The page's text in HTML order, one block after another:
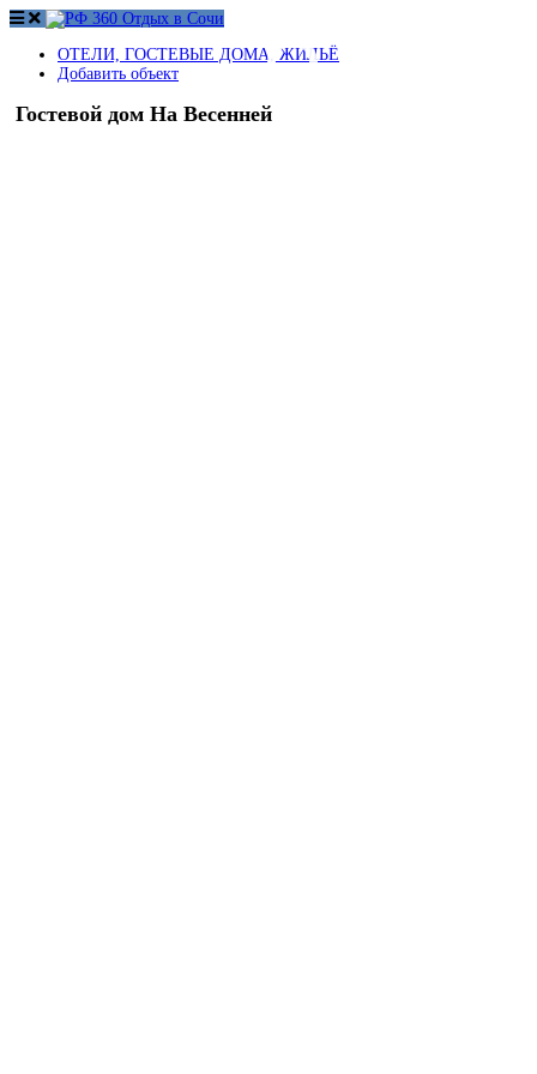
ОТЕЛИ, ГОСТЕВЫЕ ДОМА, ЖИЛЬЁ
Добавить объект
Гостевой дом На Весенней